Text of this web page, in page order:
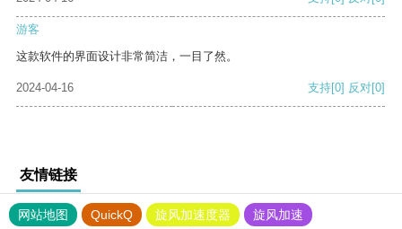
游客
这款软件的界面设计非常简洁，一目了然。
2024-04-16 支持[0] 反对[0]
友情链接
网站地图 QuickQ 旋风加速度器
旋风加速